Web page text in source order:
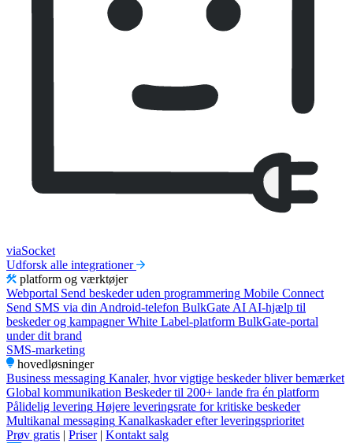
viaSocket
Udforsk alle integrationer
platform og værktøjer
Webportal Send beskeder uden programmering Mobile Connect
Send SMS via din Android-telefon BulkGate AI AI-hjælp til
beskeder og kampagner White Label-platform BulkGate-portal
under dit brand
SMS-marketing
hovedløsninger
Business messaging Kanaler, hvor vigtige beskeder bliver bemærket
Global kommunikation Beskeder til 200+ lande fra én platform
Pålidelig levering Højere leveringsrate for kritiske beskeder
Multikanal messaging Kanalkaskader efter leveringsprioritet
Prøv gratis | Priser | Kontakt salg